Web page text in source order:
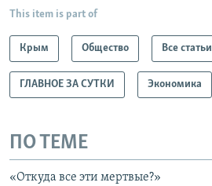
This item is part of
Крым Общество Все статьи
ГЛАВНОЕ ЗА СУТКИ Экономика
ПО ТЕМЕ
«Откуда все эти мертвые?»